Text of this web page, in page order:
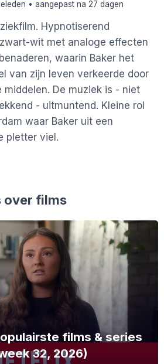
• aangepast na 27 dagen
Hypnotiserend
wit met analoge effecten
waarin Baker het
van zijn leven verkeerde door
middelen. De muziek is - niet
- uitmuntend. Kleine rol
waar Baker uit een
pletter viel.
over films
films & series
32, 2026)